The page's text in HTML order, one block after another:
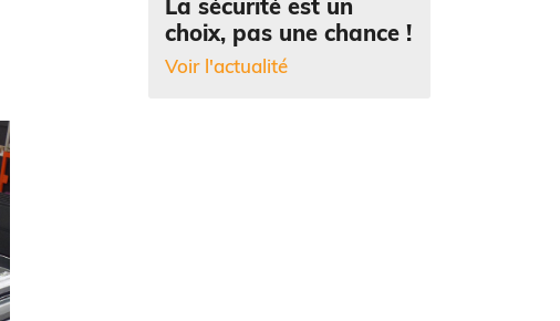
La sécurité est un
choix, pas une chance !
Voir l'actualité